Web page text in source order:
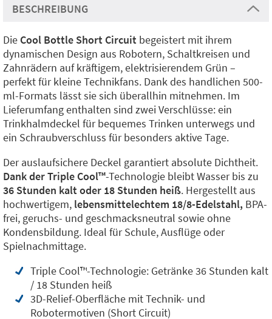
BESCHREIBUNG
Die Cool Bottle Short Circuit begeistert mit ihrem
dynamischen Design aus Robotern, Schaltkreisen und
Zahnrädern auf kräftigem, elektrisierendem Grün –
perfekt für kleine Technikfans. Dank des handlichen 500-
ml-Formats lässt sie sich überallhin mitnehmen. Im
Lieferumfang enthalten sind zwei Verschlüsse: ein
Trinkhalmdeckel für bequemes Trinken unterwegs und
ein Schraubverschluss für besonders aktive Tage.
Der auslaufsichere Deckel garantiert absolute Dichtheit.
Dank der Triple Cool™️-Technologie bleibt Wasser bis zu
36 Stunden kalt oder 18 Stunden heiß. Hergestellt aus
hochwertigem, lebensmittelechtem 18/8-Edelstahl, BPA-
frei, geruchs- und geschmacksneutral sowie ohne
Kondensbildung. Ideal für Schule, Ausflüge oder
Spielnachmittage.
Triple Cool™️-Technologie: Getränke 36 Stunden kalt
/ 18 Stunden heiß
3D-Relief-Oberfläche mit Technik- und
Robotermotiven (Short Circuit)